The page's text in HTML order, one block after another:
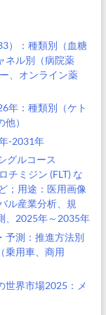
）：種類別（血糖
ネル別（病院薬
、オンライン薬
年：種類別（ケト
）
-2031年
グルコース
チミジン (FLT) な
；用途：医用画像
ル産業分析、規
、2025年～2035年
予測：推進方法別
乗用車、商用
世界市場2025：メ